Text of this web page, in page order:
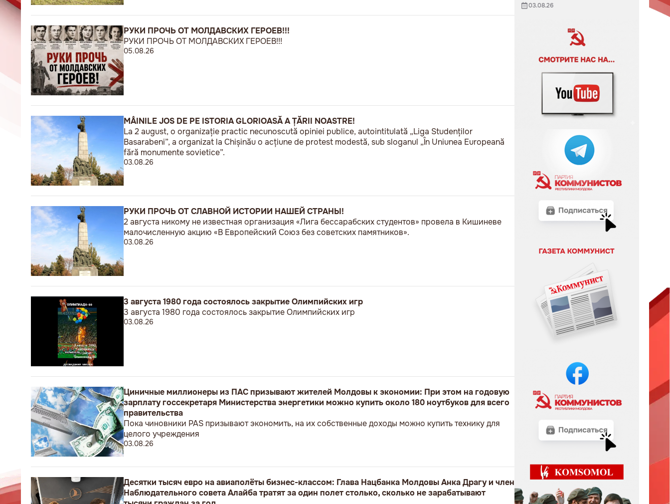
РУКИ ПРОЧЬ ОТ МОЛДАВСКИХ ГЕРОЕВ!!!
РУКИ ПРОЧЬ ОТ МОЛДАВСКИХ ГЕРОЕВ!!!
05.08.26
MÂINILE JOS DE PE ISTORIA GLORIOASĂ A ȚĂRII NOASTRE!
La 2 august, o organizație practic necunoscută opiniei publice, autointitulată „Liga Studenților
Basarabeni”, a organizat la Chișinău o acțiune de protest modestă, sub sloganul „În Uniunea Europeană
fără monumente sovietice”.
03.08.26
РУКИ ПРОЧЬ ОТ СЛАВНОЙ ИСТОРИИ НАШЕЙ СТРАНЫ!
2 августа никому не известная организация «Лига бессарабских студентов» провела в Кишиневе
малочисленную акцию «В Европейский Союз без советских памятников».
03.08.26
3 августа 1980 года состоялось закрытие Олимпийских игр
3 августа 1980 года состоялось закрытие Олимпийских игр
03.08.26
Циничные миллионеры из ПАС призывают жителей Молдовы к экономии: При этом на годовую
зарплату госсекретаря Министерства энергетики можно купить около 180 ноутбуков для всего
правительства
Пока чиновники PAS призывают экономить, на их собственные доходы можно купить технику для
целого учреждения
03.08.26
Десятки тысяч евро на авиаполёты бизнес-классом: Глава Нацбанка Молдовы Анка Драгу и член
Наблюдательного совета Алайба тратят за один полет столько, сколько не зарабатывают
03.08.26